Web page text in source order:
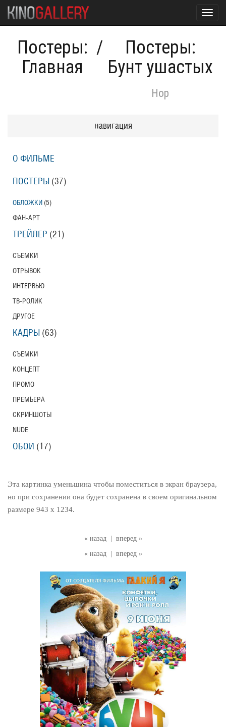
Постеры:
Главная
/
Постеры:
Бунт ушастых
Hop
« назад
вперед »
« назад
вперед »
Эта картинка уменьшина чтобы поместиться в экран браузера,
но при сохранении она будет сохранена в своем оригинальном
размере 943 x 1234.
навигация
О ФИЛЬМЕ
ПОСТЕРЫ (37)
ОБЛОЖКИ (5)
ФАН-АРТ
ТРЕЙЛЕР (21)
СЪЕМКИ
ОТРЫВОК
ИНТЕРВЬЮ
ТВ-РОЛИК
ДРУГОЕ
КАДРЫ (63)
СЪЕМКИ
КОНЦЕПТ
ПРОМО
ПРЕМЬЕРА
СКРИНШОТЫ
NUDE
ОБОИ (17)